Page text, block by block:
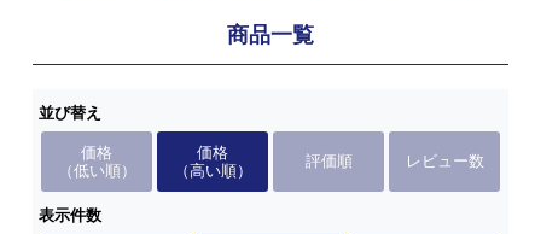
商品一覧
並び替え
価格
（低い順）
価格
（高い順）
評価順 レビュー数
表示件数